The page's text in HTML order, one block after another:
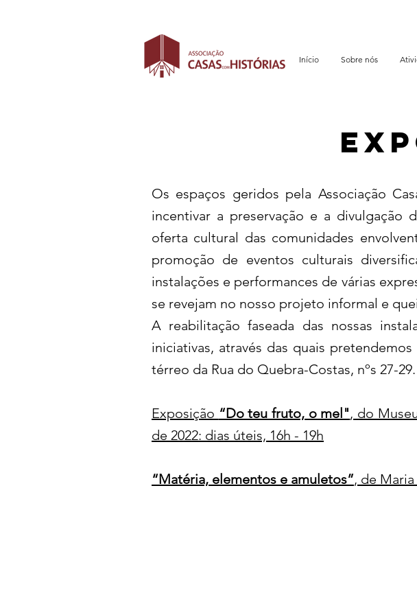
Início Sobre nós
Os espaços geridos pela Associação
incentivar a preservação e a divulgação
oferta cultural das comunidades
promoção de eventos culturais
instalações e performances de várias
se revejam no nosso projeto informal e
A reabilitação faseada das nossas
iniciativas, através das quais
térreo da Rua do Quebra-Costas, nºs 27-29.
Exposição “Do teu fruto, o mel", do
de 2022: dias úteis, 16h - 19h
“Matéria, elementos e amuletos”, de